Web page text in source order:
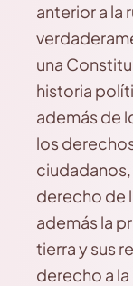
anterior a la
una
historia
además de
los
derecho de
además la
tierra y sus
derecho a